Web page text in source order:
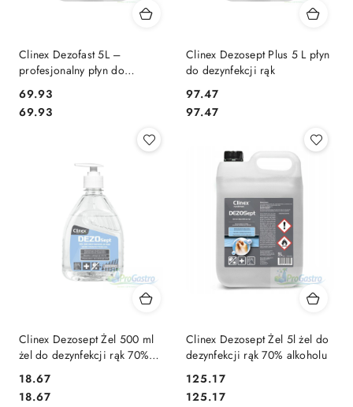
Clinex Dezofast 5L –
profesjonalny płyn do
powierzchni
Cena:
69.93
Cena:
69.93
Clinex Dezosept Plus 5 L płyn
do dezynfekcji rąk
Cena:
97.47
Cena:
97.47
Clinex Dezosept Żel 500 ml
żel do dezynfekcji rąk 70%
alkoholu
Cena:
18.67
Cena:
18.67
Clinex Dezosept Żel 5l żel do
dezynfekcji rąk 70% alkoholu
Cena:
125.17
Cena:
125.17